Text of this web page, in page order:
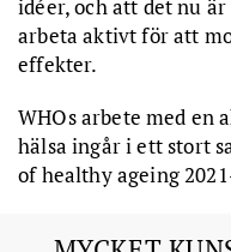
idéer, och att det nu
arbeta aktivt för att
effekter.
WHOs arbete med en
hälsa ingår i ett stort
of healthy ageing